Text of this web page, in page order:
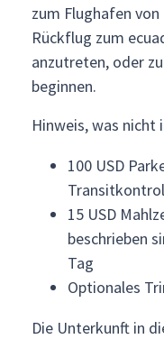
zum Flughafen
Rückflug zum
anzutreten, oder
beginnen.
Hinweis, was nicht
100 USD
15 USD
beschrieben
Tag
Optionales
Die Unterkunft in